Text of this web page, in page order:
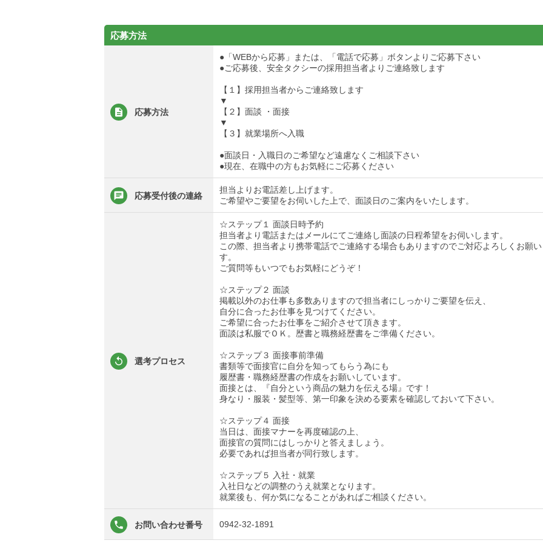
応募方法
応募方法
●「WEBから応募」または、「電話で応募」ボタンよりご応募下さい
●ご応募後、安全タクシーの採用担当者よりご連絡致します
【１】採用担当者からご連絡致します
▼
【２】面談 ・面接
▼
【３】就業場所へ入職
●面談日・入職日のご希望など遠慮なくご相談下さい
●現在、在職中の方もお気軽にご応募ください
応募受付後の連絡
担当よりお電話差し上げます。
ご希望やご要望をお伺いした上で、面談日のご案内をいたします。
選考プロセス
☆ステップ１ 面談日時予約
担当者より電話またはメールにてご連絡し面談の日程希望をお伺いします。
この際、担当者より携帯電話でご連絡する場合もありますのでご対応よろしくお願
す。
ご質問等もいつでもお気軽にどうぞ！
☆ステップ２ 面談
掲載以外のお仕事も多数ありますので担当者にしっかりご要望を伝え、
自分に合ったお仕事を見つけてください。
ご希望に合ったお仕事をご紹介させて頂きます。
面談は私服でＯＫ。歴書と職務経歴書をご準備ください。
☆ステップ３ 面接事前準備
書類等で面接官に自分を知ってもらう為にも
履歴書・職務経歴書の作成をお願いしています。
面接とは、『自分という商品の魅力を伝える場』です！
身なり・服装・髪型等、第一印象を決める要素を確認しておいて下さい。
☆ステップ４ 面接
当日は、面接マナーを再度確認の上、
面接官の質問にはしっかりと答えましょう。
必要であれば担当者が同行致します。
☆ステップ５ 入社・就業
入社日などの調整のうえ就業となります。
就業後も、何か気になることがあればご相談ください。
お問い合わせ番号 0942-32-1891